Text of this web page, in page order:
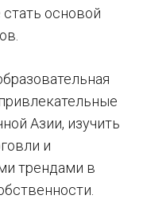
основой
Азии, изучить
и
трендами в